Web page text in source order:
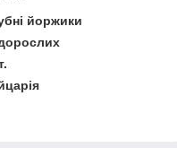
йоржики